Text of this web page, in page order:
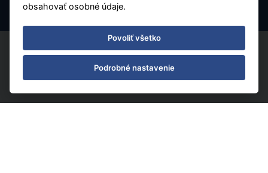
obsahovať osobné údaje.
Povoliť všetko
Podrobné nastavenie